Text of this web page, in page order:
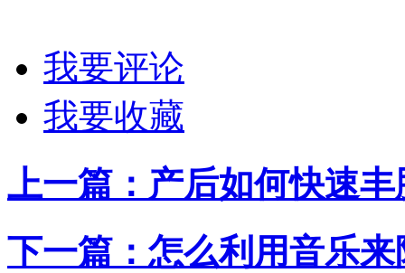
我要评论
我要收藏
上一篇： 产后如何快速丰
下一篇： 怎么利用音乐